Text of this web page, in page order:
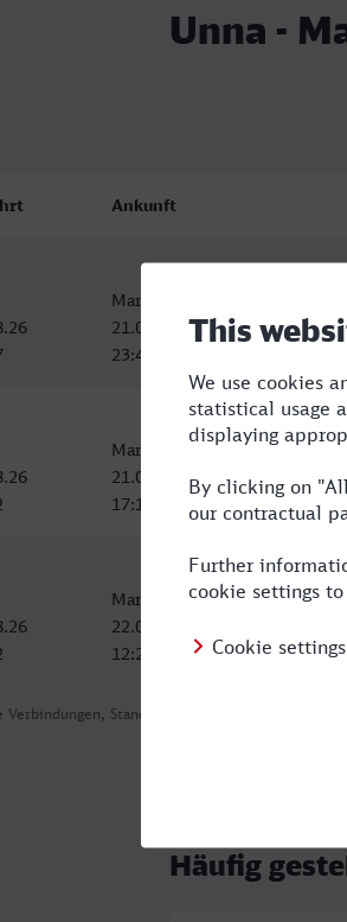
Unna -
Verbindungen, Stand: 2026-08-07 03:22
Ankunft
Marseille-St-Charles
21.08.26
23:48
Marseille-St-Charles
21.08.26
17:14
Marseille-St-Charles
22.08.26
12:24
Häufig